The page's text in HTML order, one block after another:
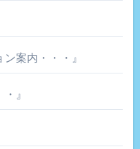
案内・・・』
』